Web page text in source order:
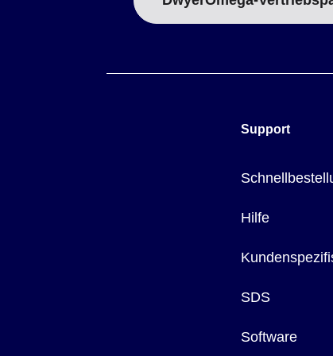
Support
Hilfe
SDS
Software